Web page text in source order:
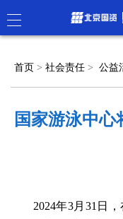
首页 > 社会责任> 公益
国家游泳中
2024年3月31日